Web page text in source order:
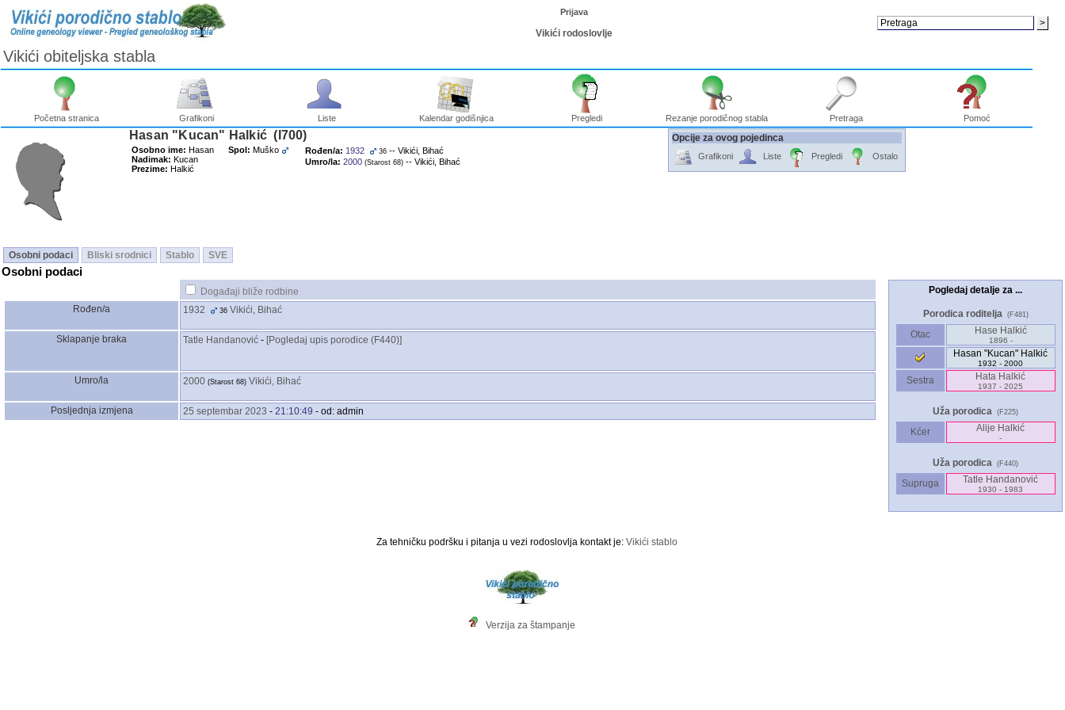
Prijava
Vikići rodoslovlje
Vikići obiteljska stabla
Početna stranica Grafikoni Liste Kalendar godišnjica Pregledi Rezanje porodičnog stabla Pretraga Pomoć
Hasan "Kucan" Halkić ‎(I700)‎
Osobno ime: Hasan
Nadimak: Kucan
Prezime: Halkić
Spol: Muško Rođen/a: 1932 36 -- Vikići, Bihać
Umro/la: 2000 ‎(Starost 68)‎ -- Vikići, Bihać
Opcije za ovog pojedinca
Grafikoni Liste Pregledi Ostalo
Osobni podaci Bliski srodnici Stablo SVE
Osobni podaci
Događaji bliže rodbine
Rođen/a
1932 36 Vikići, Bihać
Sklapanje braka Tatle Handanović - ‎[Pogledaj upis porodice ‎(F440)‎‎]
Umro/la 2000 ‎(Starost 68)‎ Vikići, Bihać
Posljednja izmjena 25 septembar 2023 - 21:10:49 - od: admin
Pogledaj detalje za ...
Porodica roditelja (F481)
Otac Hase Halkić
1896 -
Hasan "Kucan" Halkić
1932 - 2000
Sestra Hata Halkić
1937 - 2025
Uža porodica (F225)
Kćer Alije Halkić
-
Uža porodica (F440)
Supruga Tatle Handanović
1930 - 1983
Za tehničku podršku i pitanja u vezi rodoslovlja kontakt je:Vikići stablo
Verzija za štampanje